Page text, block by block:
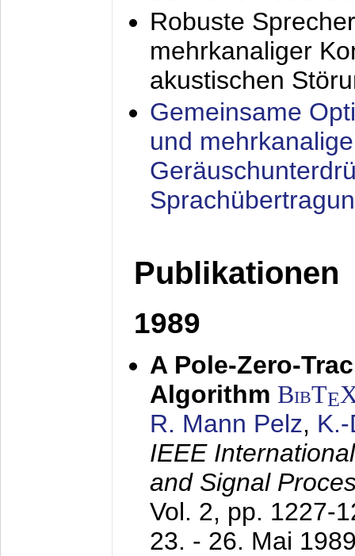
Robuste
mehrkanaliger
akustischen
Gemeinsame
und
Publikationen
1989
A Pole-Zero-
Algorithm BibTE
R. Mann Pelz,
IEEE
and Signal
Vol. 2, pp. 1227-
23. - 26. Mai